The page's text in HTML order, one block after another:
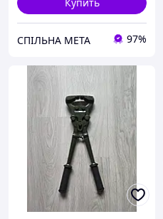
СПІЛЬНА МЕТА 97%